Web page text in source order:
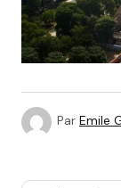
Par Emile